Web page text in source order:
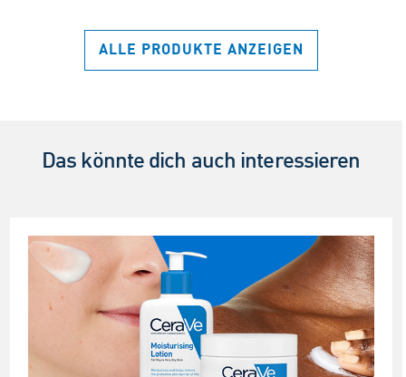
ALLE PRODUKTE ANZEIGEN
Das könnte dich auch interessieren